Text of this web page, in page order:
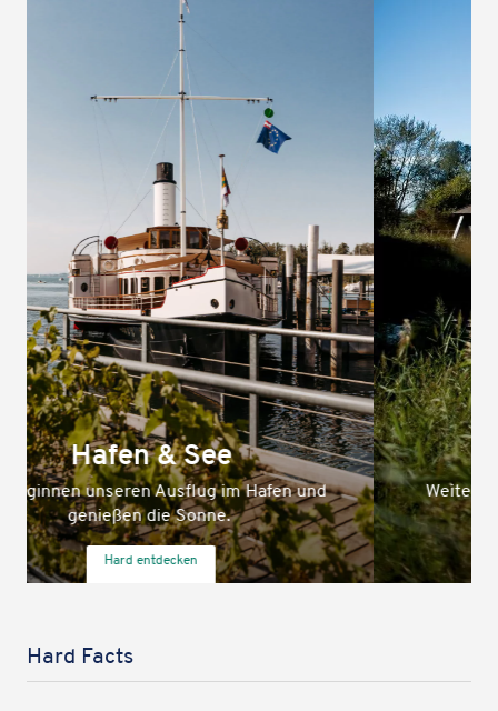
Natur
Weiter gehts in die Natur, hier lässt es sich
entspannen.
Hard entde­cken
Hard Facts